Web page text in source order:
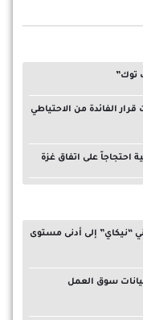
توك”
الفائدة من الاحتياطي
احتجاجاً على اتفاق غزة
“نيكاي” إلى أدنى مستوى
سوق العمل